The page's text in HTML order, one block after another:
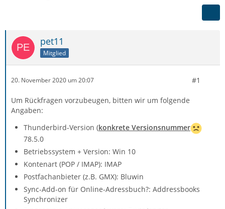
pet11
Mitglied
20. November 2020 um 20:07 #1
Um Rückfragen vorzubeugen, bitten wir um folgende
Angaben:
Thunderbird-Version (konkrete Versionsnummer
78.5.0
Betriebssystem + Version: Win 10
Kontenart (POP / IMAP): IMAP
Postfachanbieter (z.B. GMX): Bluwin
Sync-Add-on für Online-Adressbuch?: Addressbooks
Synchronizer